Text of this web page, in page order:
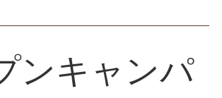
向け
け ンキャンパ